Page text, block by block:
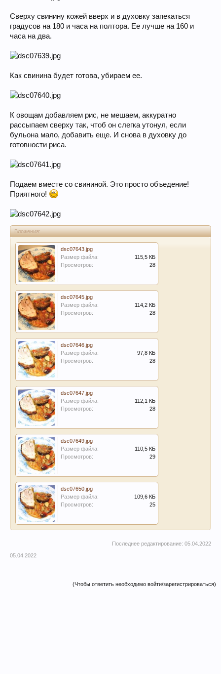
Сверху свинину кожей вверх и в духовку запекаться
градусов на 180 и часа на полтора. Ее лучше на 160 и
часа на два.
Как свинина будет готова, убираем ее.
К овощам добавляем рис, не мешаем, аккуратно
рассыпаем сверху так, чтоб он слегка утонул, если
бульона мало, добавить еще. И снова в духовку до
готовности риса.
Подаем вместе со свининой. Это просто объедение!
Приятного!
Вложения:
dsc07643.jpg
Размер файла:
115,5 КБ
Просмотров:
28
dsc07645.jpg
Размер файла:
114,2 КБ
Просмотров:
28
dsc07646.jpg
Размер файла:
97,8 КБ
Просмотров:
28
dsc07647.jpg
Размер файла:
112,1 КБ
Просмотров:
28
dsc07649.jpg
Размер файла:
110,5 КБ
Просмотров:
29
dsc07650.jpg
Размер файла:
109,6 КБ
Просмотров:
25
Последнее редактирование: 05.04.2022
05.04.2022
(Чтобы ответить необходимо войти/зарегистрироваться)